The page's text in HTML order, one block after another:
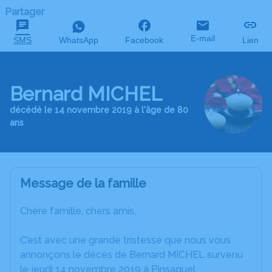
Partager
SMS WhatsApp Facebook E-mail Lien
Bernard MICHEL
décédé le 14 novembre 2019 à l'âge de 80
ans
Message de la famille
Chère famille, chers amis,
C’est avec une grande tristesse que nous vous
annonçons le décès de Bernard MICHEL survenu
le jeudi 14 novembre 2019 à Pinsaguel.